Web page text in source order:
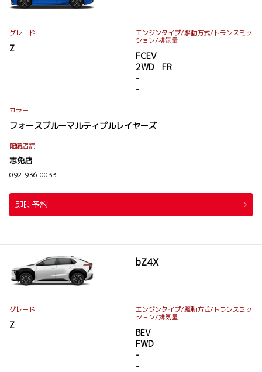
グレード
Z
エンジンタイプ/駆動方式/ トランスミッ
ション/排気量
FCEV
2WD FR
-
-
カラー
フォースブルーマルティプルレイヤーズ
配備店舗
志免店
092-936-0033
即時予約
bZ4X
グレード
Z
エンジンタイプ/駆動方式/ トランスミッ
ション/排気量
BEV
FWD
-
-